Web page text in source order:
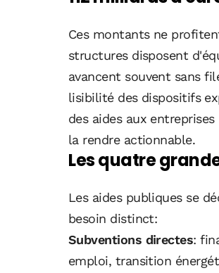
Ces montants ne
structures disposent
avancent souvent sans
lisibilité des dispositifs
des aides aux
la rendre actionnable.
Les quatre
Les aides publiques se
besoin distinct:
Subventions directes:
emploi, transition